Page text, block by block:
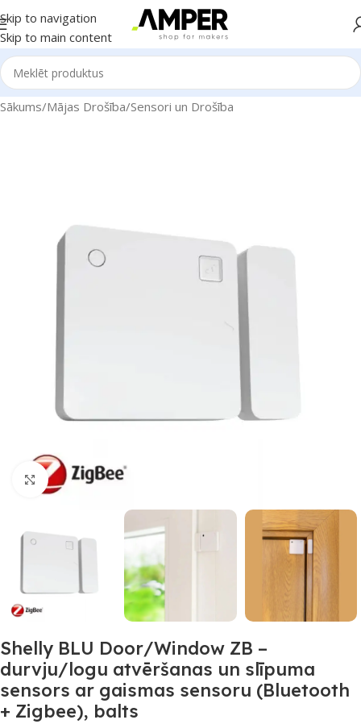
Skip to navigation
Skip to main content
Sākums/Mājas Drošība/Sensori un Drošība
Noklikšķiniet, lai palielinātu
Shelly BLU Door/Window ZB –
durvju/logu atvēršanas un slīpuma
sensors ar gaismas sensoru (Bluetooth
+ Zigbee), balts